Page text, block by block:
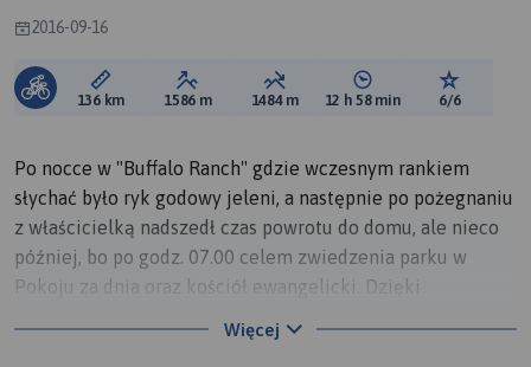
2016-09-16
Długość trasy:
136 km Suma przewyższeń:
1586 m Suma spadków:
1484 m Średni czas potrzebny
12 h 58 min Ocena
6/6
Po nocce w "Buffalo Ranch" gdzie wczesnym rankiem
słychać było ryk godowy jeleni, a następnie po pożegnaniu
z właścicielką nadszedł czas powrotu do domu, ale nieco
później, bo po godz. 07.00 celem zwiedzenia parku w
Pokoju za dnia oraz kościół ewangelicki. Dzięki
Księżnej Zofii i zrobić zdjęcia, przed tym odwiedziłem
Więcej